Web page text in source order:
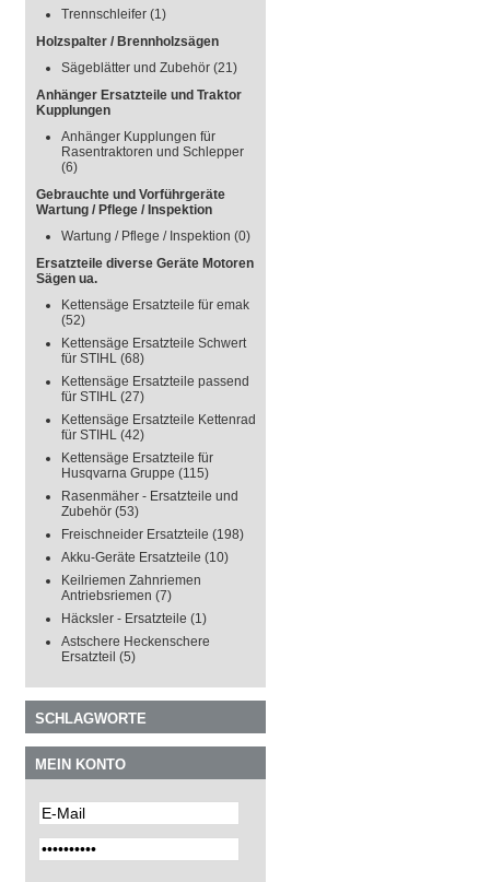
Trennschleifer (1)
Holzspalter / Brennholzsägen
Sägeblätter und Zubehör (21)
Anhänger Ersatzteile und Traktor
Kupplungen
Anhänger Kupplungen für
Rasentraktoren und Schlepper
(6)
Gebrauchte und Vorführgeräte
Wartung / Pflege / Inspektion
Wartung / Pflege / Inspektion (0)
Ersatzteile diverse Geräte Motoren
Sägen ua.
Kettensäge Ersatzteile für emak
(52)
Kettensäge Ersatzteile Schwert
für STIHL (68)
Kettensäge Ersatzteile passend
für STIHL (27)
Kettensäge Ersatzteile Kettenrad
für STIHL (42)
Kettensäge Ersatzteile für
Husqvarna Gruppe (115)
Rasenmäher - Ersatzteile und
Zubehör (53)
Freischneider Ersatzteile (198)
Akku-Geräte Ersatzteile (10)
Keilriemen Zahnriemen
Antriebsriemen (7)
Häcksler - Ersatzteile (1)
Astschere Heckenschere
Ersatzteil (5)
SCHLAGWORTE
MEIN KONTO